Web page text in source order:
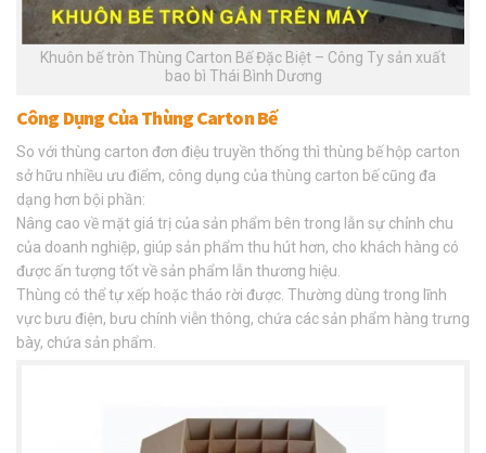
Khuôn bế tròn Thùng Carton Bế Đặc Biệt – Công Ty sản xuất
bao bì Thái Bình Dương
Công Dụng Của Thùng Carton Bế
So với thùng carton đơn điệu truyền thống thì thùng bế hộp carton
sở hữu nhiều ưu điểm, công dụng của thùng carton bế cũng đa
dạng hơn bội phần:
Nâng cao về mặt giá trị của sản phẩm bên trong lẫn sự chỉnh chu
của doanh nghiệp, giúp sản phẩm thu hút hơn, cho khách hàng có
được ấn tượng tốt về sản phẩm lẫn thương hiệu.
Thùng có thể tự xếp hoặc tháo rời được. Thường dùng trong lĩnh
vực bưu điện, bưu chính viễn thông, chứa các sản phẩm hàng trưng
bày, chứa sản phẩm.